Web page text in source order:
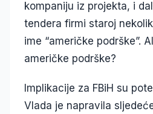
kompaniju iz projekta, i
tendera firmi staroj
ime “američke podrške”.
američke podrške?
Implikacije za FBiH su
Vlada je napravila